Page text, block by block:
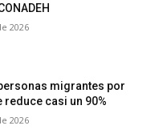
2026
migrantes por
reduce casi un 90%
2026